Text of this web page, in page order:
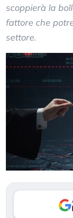
scoppierà la
fattore che
settore.